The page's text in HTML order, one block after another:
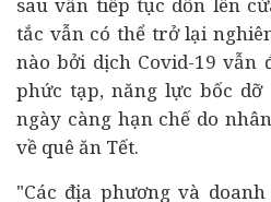
tắc vẫn có thể trở lại
nào bởi dịch Covid-19 vẫn
phức tạp, năng lực bốc
ngày càng hạn chế do
về quê ăn Tết.
"Các địa phương và